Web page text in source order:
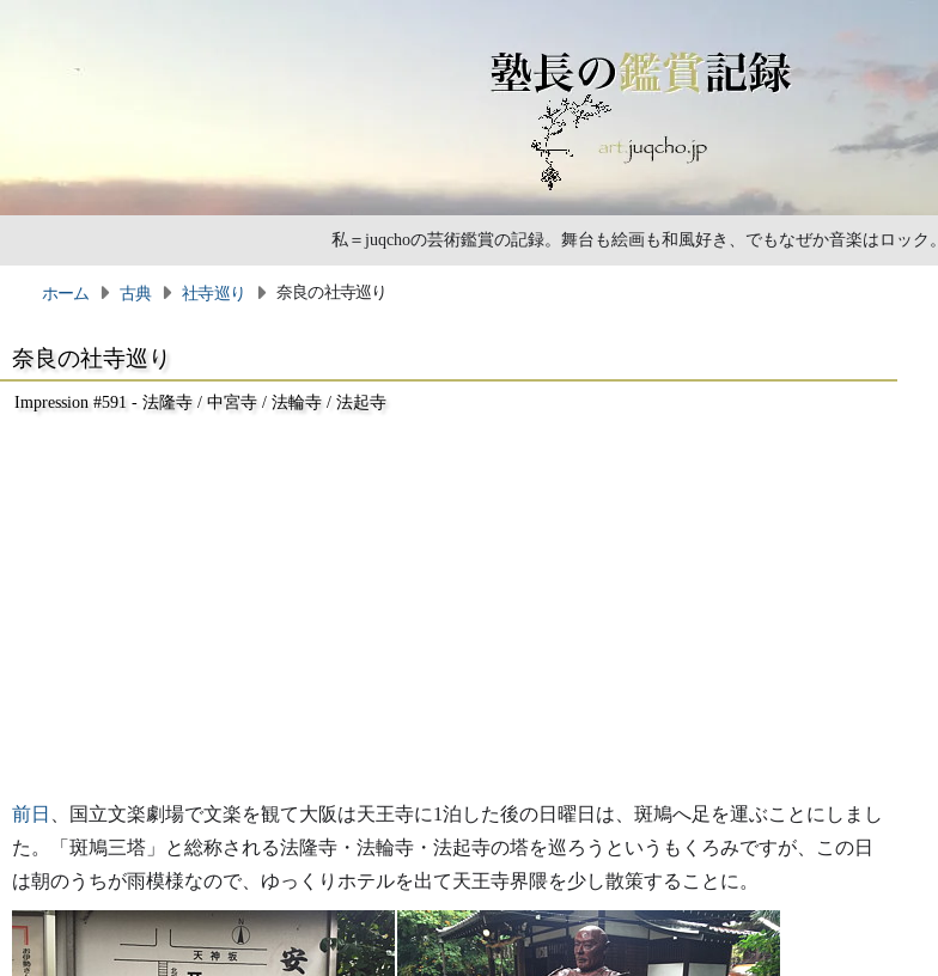
私＝juqchoの芸術鑑賞の記録。舞台も絵画も和風好き、でもなぜか音楽はロック。
ホーム 古典 社寺巡り 奈良の社寺巡り
奈良の社寺巡り
Impression #591 - 法隆寺 / 中宮寺 / 法輪寺 / 法起寺
前日
、国立文楽劇場で文楽を観て大阪は天王寺に1泊した後の日曜日は、斑鳩へ足を運ぶことにしまし
た。「斑鳩三塔」と総称される法隆寺・法輪寺・法起寺の塔を巡ろうというもくろみですが、この日
は朝のうちが雨模様なので、ゆっくりホテルを出て天王寺界隈を少し散策することに。